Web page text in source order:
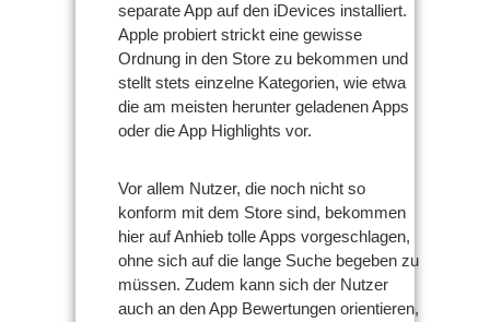
separate App auf den iDevices installiert.
Apple probiert strickt eine gewisse
Ordnung in den Store zu bekommen und
stellt stets einzelne Kategorien, wie etwa
die am meisten herunter geladenen Apps
oder die App Highlights vor.
Vor allem Nutzer, die noch nicht so
konform mit dem Store sind, bekommen
hier auf Anhieb tolle Apps vorgeschlagen,
ohne sich auf die lange Suche begeben zu
müssen. Zudem kann sich der Nutzer
auch an den App Bewertungen orientieren,